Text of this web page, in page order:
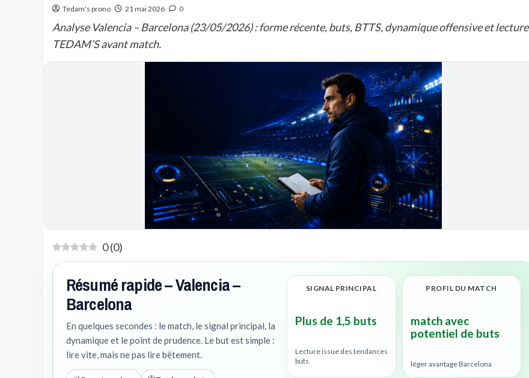
Tedam's prono 21 mai 2026 0
Analyse Valencia – Barcelona (23/05/2026) : forme récente, buts, BTTS, dynamique offensive et lecture
TEDAM’S avant match.
0(0)
Résumé rapide – Valencia –
Barcelona
En quelques secondes : le match, le signal principal, la
dynamique et le point de prudence. Le but est simple :
lire vite, mais ne pas lire bêtement.
SIGNAL PRINCIPAL
Plus de 1,5 buts
Lecture issue des tendances
buts.
PROFIL DU MATCH
match avec
potentiel de buts
léger avantage Barcelona